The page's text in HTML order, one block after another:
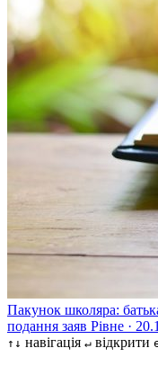
Пакунок школяра:
подання заяв Рівне ·
↑↓ навігація ↵ відкрити